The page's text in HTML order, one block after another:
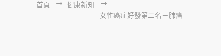
首頁
健康新知
女性癌症好發第二名－肺癌